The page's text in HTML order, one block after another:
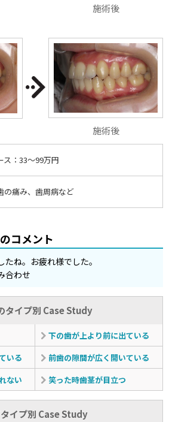
施術後
施術後
ス：33〜99万円
の痛み、歯周病など
コメント
ね。お疲れ様でした。
合わせ
タイプ別 Case Study
下の歯が上より前に出ている
いる
前歯の隙間が広く開いている
ない
笑った時歯茎が目立つ
イプ別 Case Study